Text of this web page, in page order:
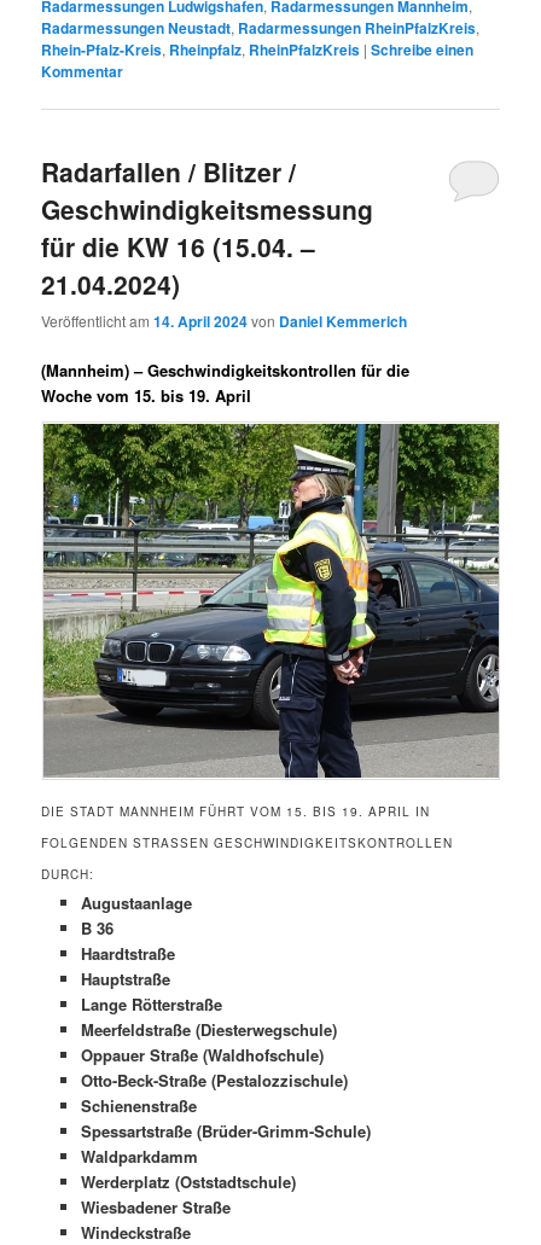
Radarmessungen Ludwigshafen, Radarmessungen Mannheim,
Radarmessungen Neustadt, Radarmessungen RheinPfalzKreis,
Rhein-Pfalz-Kreis, Rheinpfalz, RheinPfalzKreis |Schreibe einen
Kommentar
Radarfallen / Blitzer /
Geschwindigkeitsmessung
für die KW 16 (15.04. –
21.04.2024)
Veröffentlicht am14. April 2024von Daniel Kemmerich
(Mannheim) –Geschwindigkeitskontrollen für die
Woche vom 15. bis 19. April
DIE STADT MANNHEIM FÜHRT VOM 15. BIS 19. APRIL IN
FOLGENDEN STRASSEN GESCHWINDIGKEITSKONTROLLEN D
URCH:
Augustaanlage
B 36
Haardtstraße
Hauptstraße
Lange Rötterstraße
Meerfeldstraße (Diesterwegschule)
Oppauer Straße (Waldhofschule)
Otto-Beck-Straße (Pestalozzischule)
Schienenstraße
Spessartstraße (Brüder-Grimm-Schule)
Waldparkdamm
Werderplatz (Oststadtschule)
Wiesbadener Straße
Windeckstraße